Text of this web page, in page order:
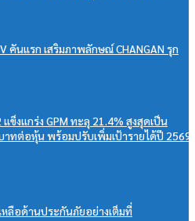
คันแรก เสริมภาพลักษณ์ CHANGAN รุก
ข็งแกร่ง GPM ทะลุ 21.4% สูงสุดเป็น
ทต่อหุ้น พร้อมปรับเพิ่มเป้ารายได้ปี 2569
หลือด้านประกันภัยอย่างเต็มที่